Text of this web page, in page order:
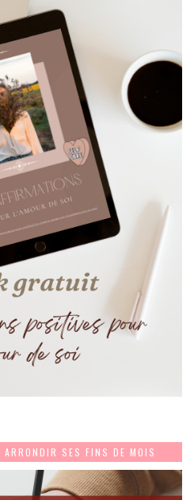
SES FINS DE MOIS